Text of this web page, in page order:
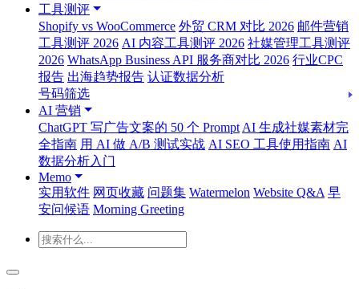
工具测评
Shopify vs WooCommerce 外贸 CRM 对比 2026 邮件营销
工具测评 2026 AI 内容工具测评 2026 社媒管理工具测评
2026 WhatsApp Business API 服务商对比 2026 行业CPC
报告 出海趋势报告 认证数据分析
号码筛选
AI 营销
ChatGPT 写广告文案的 50 个 Prompt AI 生成社媒素材完
全指南 用 AI 做 A/B 测试实战 AI SEO 工具使用指南 AI
数据分析入门
Memo
实用软件 网页收藏 问题集 Watermelon Website Q&A 早
安问候语 Morning Greeting